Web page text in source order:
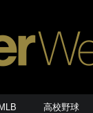
MLB 高校野球